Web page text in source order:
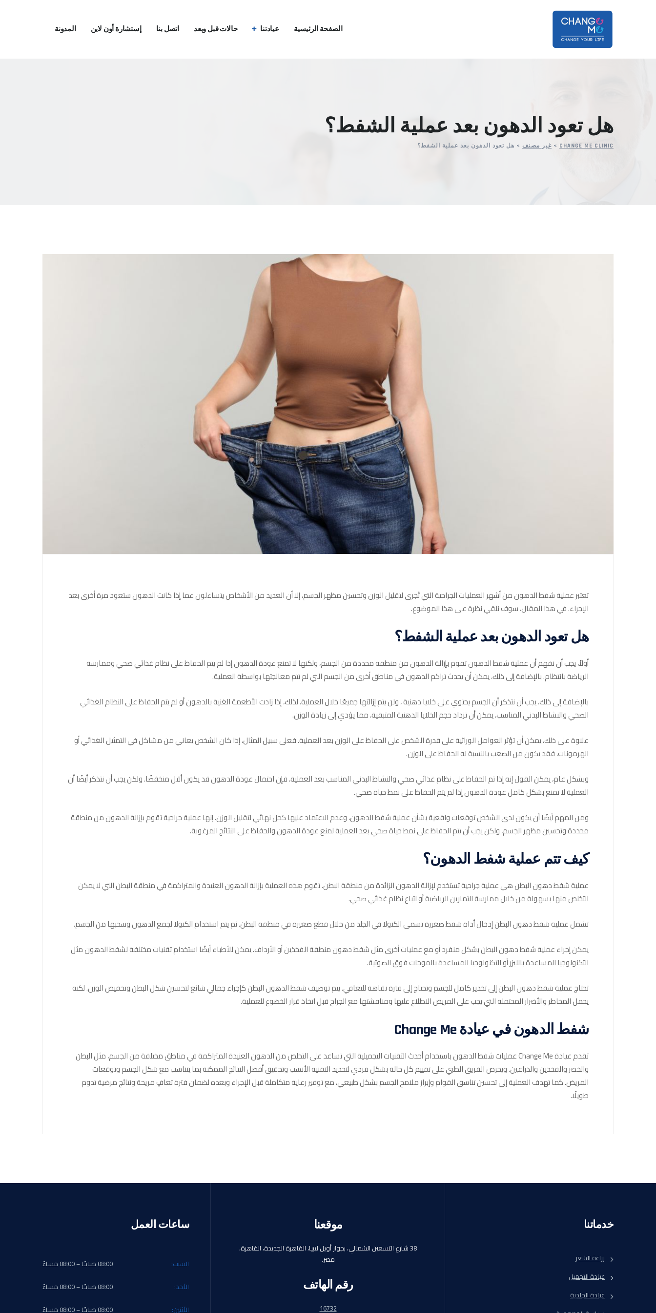
الصفحة الرئيسية عيادتنا حالات قبل وبعد اتصل بنا إستشارة أون لاين المدونة
هل تعود الدهون بعد عملية الشفط؟
CHANGE ME CLINIC
> غير مصنف > هل تعود الدهون بعد عملية الشفط؟
تعتبر عملية شفط الدهون من أشهر العمليات الجراحية التي تُجرى لتقليل الوزن وتحسين مظهر الجسم، إلا أن العديد من الأشخاص يتساءلون عما إذا كانت الدهون ستعود مرة أخرى بعد
الإجراء. في هذا المقال، سوف نلقي نظرة على هذا الموضوع.
هل تعود الدهون بعد عملية الشفط؟
أولاً، يجب أن نفهم أن عملية شفط الدهون تقوم بإزالة الدهون من منطقة محددة من الجسم، ولكنها لا تمنع عودة الدهون إذا لم يتم الحفاظ على نظام غذائي صحي وممارسة
الرياضة بانتظام. بالإضافة إلى ذلك، يمكن أن يحدث تراكم الدهون في مناطق أخرى من الجسم التي لم تتم معالجتها بواسطة العملية.
بالإضافة إلى ذلك، يجب أن نتذكر أن الجسم يحتوي على خلايا دهنية ، ولن يتم إزالتها جميعًا خلال العملية. لذلك، إذا زادت الأطعمة الغنية بالدهون أو لم يتم الحفاظ على النظام الغذائي
الصحي والنشاط البدني المناسب، يمكن أن تزداد حجم الخلايا الدهنية المتبقية، مما يؤدي إلى زيادة الوزن.
علاوة على ذلك، يمكن أن تؤثر العوامل الوراثية على قدرة الشخص على الحفاظ على الوزن بعد العملية. فعلى سبيل المثال، إذا كان الشخص يعاني من مشاكل في التمثيل الغذائي أو
الهرمونات، فقد يكون من الصعب بالنسبة له الحفاظ على الوزن.
وبشكل عام، يمكن القول إنه إذا تم الحفاظ على نظام غذائي صحي والنشاط البدني المناسب بعد العملية، فإن احتمال عودة الدهون قد يكون أقل منخفضًا. ولكن يجب أن نتذكر أيضًا أن
العملية لا تمنع بشكل كامل عودة الدهون إذا لم يتم الحفاظ على نمط حياة صحي.
ومن المهم أيضًا أن يكون لدى الشخص توقعات واقعية بشأن عملية شفط الدهون، وعدم الاعتماد عليها كحل نهائي لتقليل الوزن. إنها عملية جراحية تقوم بإزالة الدهون من منطقة
محددة وتحسين مظهر الجسم، ولكن يجب أن يتم الحفاظ على نمط حياة صحي بعد العملية لمنع عودة الدهون والحفاظ على النتائج المرغوبة.
كيف تتم عملية شفط الدهون؟
عملية شفط دهون البطن هي عملية جراحية تستخدم لإزالة الدهون الزائدة من منطقة البطن. تقوم هذه العملية بإزالة الدهون العنيدة والمتراكمة في منطقة البطن التي لا يمكن
التخلص منها بسهولة من خلال ممارسة التمارين الرياضية أو اتباع نظام غذائي صحي.
تشمل عملية شفط دهون البطن إدخال أداة شفط صغيرة تسمى الكنولا في الجلد من خلال قطع صغيرة في منطقة البطن. ثم يتم استخدام الكنولا لجمع الدهون وسحبها من الجسم.
يمكن إجراء عملية شفط دهون البطن بشكل منفرد أو مع عمليات أخرى مثل شفط دهون منطقة الفخذين أو الأرداف. يمكن للأطباء أيضًا استخدام تقنيات مختلفة لشفط الدهون مثل
التكنولوجيا المساعدة بالليزر أو التكنولوجيا المساعدة بالموجات فوق الصوتية.
تحتاج عملية شفط دهون البطن إلى تخدير كامل للجسم وتحتاج إلى فترة نقاهة للتعافي. يتم توضيف شفط الدهون البطن كإجراء جمالي شائع لتحسين شكل البطن وتخفيض الوزن. لكنه
يحمل المخاطر والأضرار المحتملة التي يجب على المريض الاطلاع عليها ومناقشتها مع الجراح قبل اتخاذ قرار الخضوع للعملية.
شفط الدهون في عيادة Change Me
تقدم عيادة Change Me عمليات شفط الدهون باستخدام أحدث التقنيات التجميلية التي تساعد على التخلص من الدهون العنيدة المتراكمة في مناطق مختلفة من الجسم، مثل البطن
والخصر والفخذين والذراعين. ويحرص الفريق الطبي على تقييم كل حالة بشكل فردي لتحديد التقنية الأنسب وتحقيق أفضل النتائج الممكنة بما يتناسب مع شكل الجسم وتوقعات
المريض. كما تهدف العملية إلى تحسين تناسق القوام وإبراز ملامح الجسم بشكل طبيعي، مع توفير رعاية متكاملة قبل الإجراء وبعده لضمان فترة تعافٍ مريحة ونتائج مرضية تدوم
طويلًا.
خدماتنا
زراعة الشعر
عيادة التجميل
عيادة الجلدية
موقعنا
38 شارع التسعين الشمالي، بجوار أويل ليبيا، القاهرة الجديدة، القاهرة،
مصر.
رقم الهاتف
16732
ساعات العمل
السبت:
08:00 صباحًا – 08:00 مساءً
الأحد:
08:00 صباحًا – 08:00 مساءً
الأثنين:
08:00 صباحًا – 08:00 مساءً